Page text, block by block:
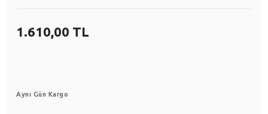
1.610,00 TL
Aynı Gün Kargo